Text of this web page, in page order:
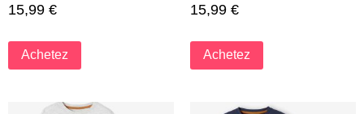
15,99 €
Achetez
15,99 €
Achetez